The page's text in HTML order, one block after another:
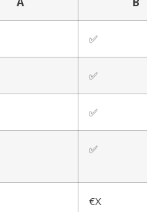
✅
✅
✅
✅
€X